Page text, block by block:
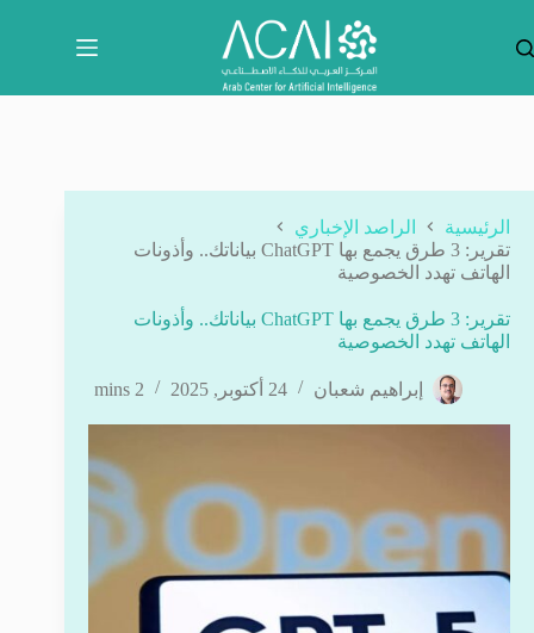
المحتوى
الرئيسية
الراصد الإخباري
تقرير: 3 طرق يجمع بها ChatGPT بياناتك.. وأذونات
الهاتف تهدد الخصوصية
تقرير: 3 طرق يجمع بها ChatGPT بياناتك.. وأذونات
الهاتف تهدد الخصوصية
إبراهيم شعبان 24 أكتوبر, 2025 2 mins